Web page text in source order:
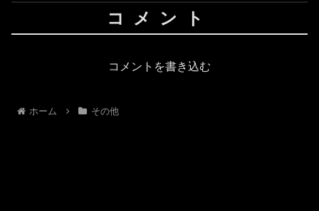
コメント
コメントを書き込む
ホーム その他